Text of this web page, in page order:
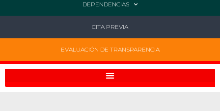
DEPENDENCIAS
CITA PREVIA
EVALUACIÓN DE TRANSPARENCIA